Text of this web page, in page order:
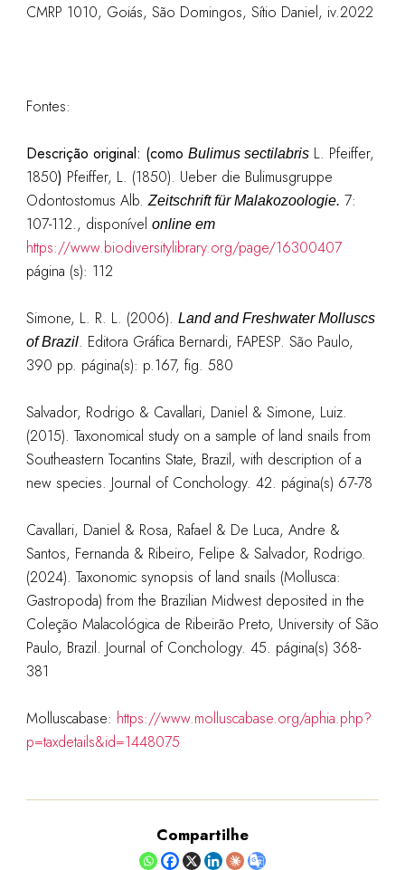
CMRP 1010, Goiás, São Domingos, Sítio Daniel, iv.2022
Fontes:
Descrição original: (como Bulimus sectilabrisL. Pfeiffer,
1850) Pfeiffer, L. (1850). Ueber die Bulimusgruppe
Odontostomus Alb.Zeitschrift für Malakozoologie. 7:
107-112., disponível online em
https://www.biodiversitylibrary.org/page/16300407
página (s): 112
Simone, L. R. L. (2006). Land and Freshwater Molluscs
of Brazil. Editora Gráfica Bernardi, FAPESP. São Paulo,
390 pp. página(s): p.167, fig. 580
Salvador, Rodrigo & Cavallari, Daniel & Simone, Luiz.
(2015). Taxonomical study on a sample of land snails from
Southeastern Tocantins State, Brazil, with description of a
new species. Journal of Conchology. 42. página(s) 67-78
Cavallari, Daniel & Rosa, Rafael & De Luca, Andre &
Santos, Fernanda & Ribeiro, Felipe & Salvador, Rodrigo.
(2024). Taxonomic synopsis of land snails (Mollusca:
Gastropoda) from the Brazilian Midwest deposited in the
Coleção Malacológica de Ribeirão Preto, University of São
Paulo, Brazil. Journal of Conchology. 45. página(s) 368-
381
Molluscabase: https://www.molluscabase.org/aphia.php?
p=taxdetails&id=1448075
Compartilhe